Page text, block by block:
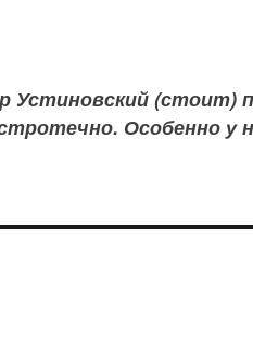
Устиновский (стоит)
Особенно у